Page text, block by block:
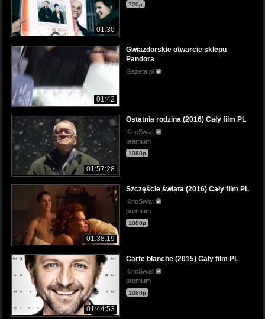
01:30
720p
01:42
Gwiazdorskie otwarcie sklepu
Pandora
Gazeta.pl
01:57:28
Ostatnia rodzina (2016) Cały film PL
KinoSwiat
premium
1080p
01:38:19
Szczęście świata (2016) Cały film PL
KinoSwiat
premium
1080p
01:44:53
Carte blanche (2015) Cały film PL
KinoSwiat
premium
1080p